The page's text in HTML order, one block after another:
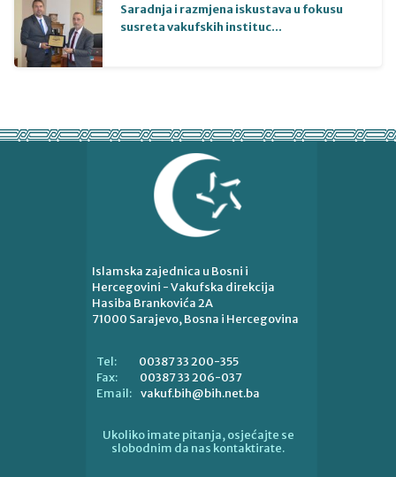
Saradnja i razmjena iskustava u fokusu
susreta vakufskih instituc...
Islamska zajednica u Bosni i
Hercegovini - Vakufska direkcija
Hasiba Brankovića 2A
71000 Sarajevo, Bosna i Hercegovina
Tel:
00387 33 200-355
Fax:
00387 33 206-037
Email: vakuf.bih@bih.net.ba
Ukoliko imate pitanja, osjećajte se
slobodnim da nas kontaktirate.